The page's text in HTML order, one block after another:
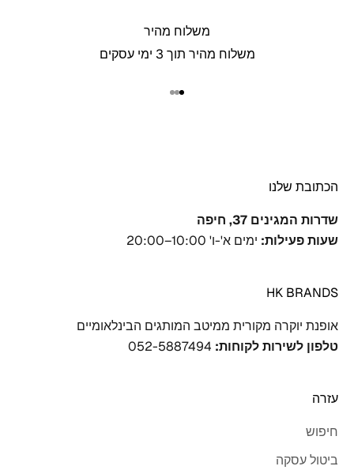
משלוח מהיר
משלוח מהיר תוך 3 ימי עסקים
עבור לפריט 1
עבור לפריט 2
עבור לפריט 3
הכתובת שלנו
שדרות המגינים 37, חיפה
שעות פעילות: ימים א'-ו' 10:00–20:00
HK BRANDS
אופנת יוקרה מקורית ממיטב המותגים הבינלאומיים
טלפון לשירות לקוחות:
עזרה
חיפוש
ביטול עסקה